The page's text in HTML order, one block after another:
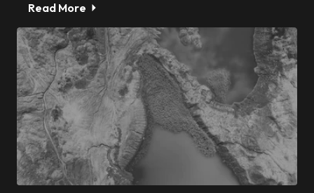
Read More